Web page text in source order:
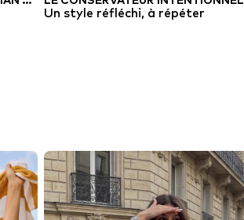
Un style réfléchi, à répéter